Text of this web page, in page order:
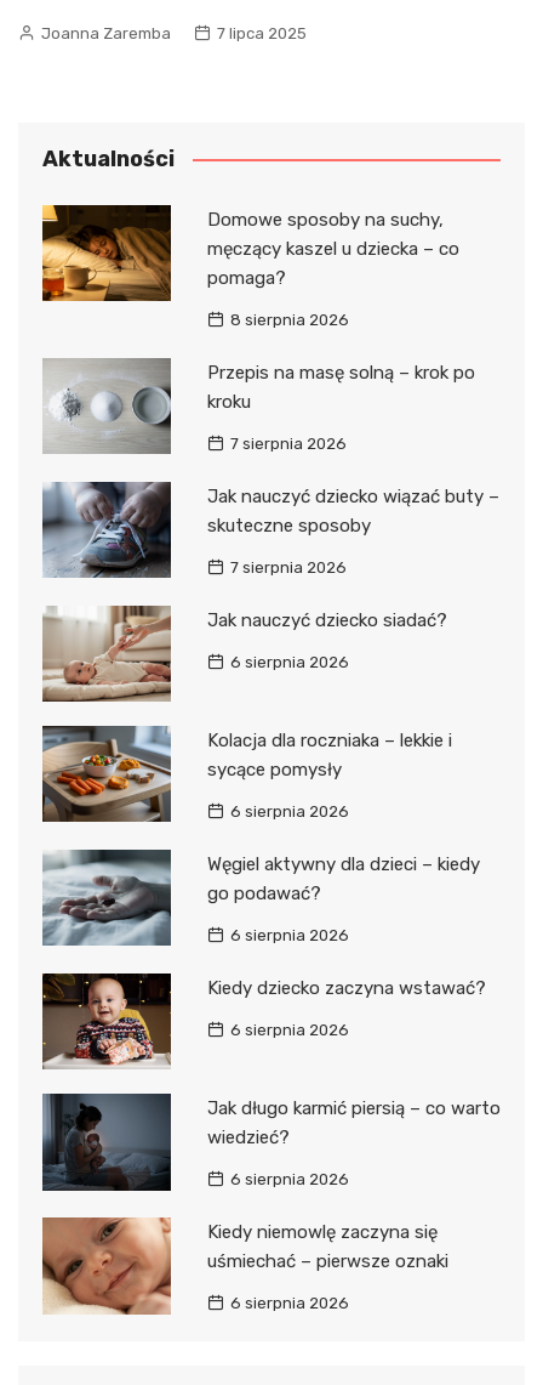
Joanna Zaremba 7 lipca 2025
Aktualności
Domowe sposoby na suchy,
męczący kaszel u dziecka – co
pomaga?
8 sierpnia 2026
Przepis na masę solną – krok po
kroku
7 sierpnia 2026
Jak nauczyć dziecko wiązać buty –
skuteczne sposoby
7 sierpnia 2026
Jak nauczyć dziecko siadać?
6 sierpnia 2026
Kolacja dla roczniaka – lekkie i
sycące pomysły
6 sierpnia 2026
Węgiel aktywny dla dzieci – kiedy
go podawać?
6 sierpnia 2026
Kiedy dziecko zaczyna wstawać?
6 sierpnia 2026
Jak długo karmić piersią – co warto
wiedzieć?
6 sierpnia 2026
Kiedy niemowlę zaczyna się
uśmiechać – pierwsze oznaki
6 sierpnia 2026